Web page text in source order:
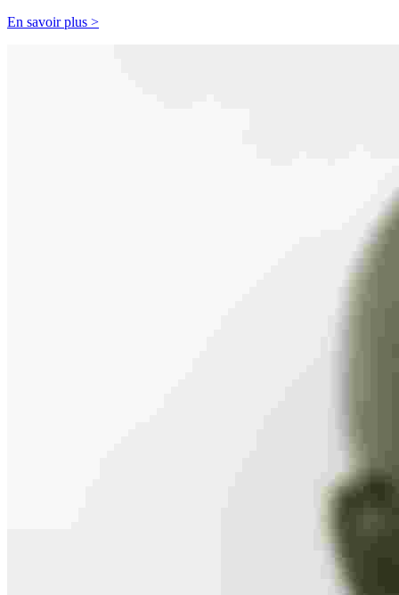
En savoir plus >